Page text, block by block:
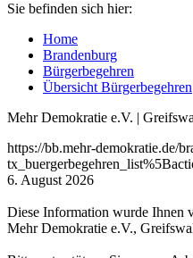
Sie befinden sich hier:
Home
Brandenburg
Bürgerbegehren
Übersicht Bürgerbegehren
Mehr Demokratie e.V. |
https://bb.mehr-demokratie.de/
6. August 2026
Diese Information wurde Ihnen
Mehr Demokratie e.V.,